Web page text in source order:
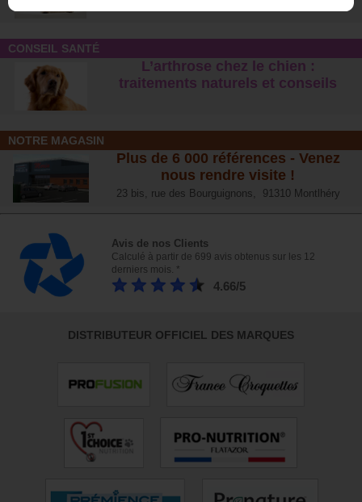
CONSEIL SANTÉ
L’arthrose chez le chien :
traitements naturels et conseils
NOTRE MAGASIN
Plus de 6 000 références - Venez
nous rendre visite !
23 bis, rue des Bourguignons, 91310 Montlhéry
Avis de nos Clients
Calculé à partir de 699 avis obtenus sur les 12
derniers mois. *
4.66/5
DISTRIBUTEUR OFFICIEL DES MARQUES